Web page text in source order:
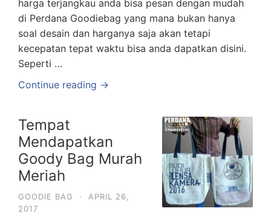
harga terjangkau anda bisa pesan dengan mudah
di Perdana Goodiebag yang mana bukan hanya
soal desain dan harganya saja akan tetapi
kecepatan tepat waktu bisa anda dapatkan disini.
Seperti …
Continue reading →
Tempat
Mendapatkan
Goody Bag Murah
Meriah
GOODIE BAG ·
APRIL 26,
2017